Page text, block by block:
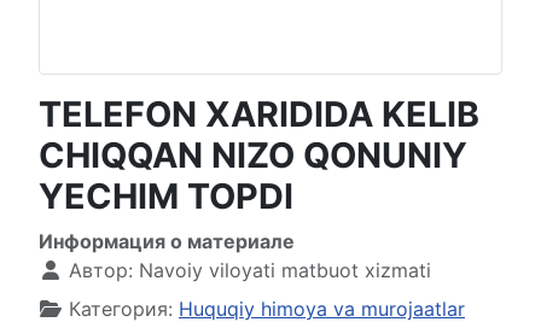
TELEFON XARIDIDA KELIB
CHIQQAN NIZO QONUNIY
YECHIM TOPDI
Информация о материале
Автор: Navoiy viloyati matbuot xizmati
Категория: Huquqiy himoya va murojaatlar